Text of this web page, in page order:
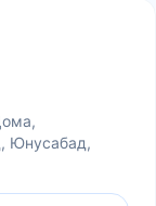
Юнусабад,